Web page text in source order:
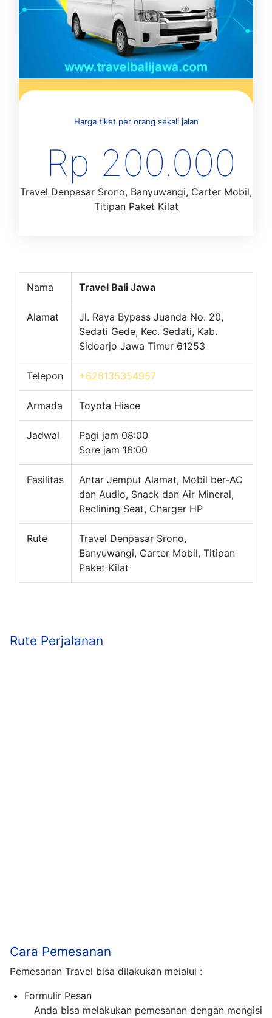
Harga tiket per orang sekali jalan
Rp 200.000
Travel Denpasar Srono, Banyuwangi, Carter Mobil,
Titipan Paket Kilat
Nama Travel Bali Jawa
Alamat
Jl. Raya Bypass Juanda No. 20,
Sedati Gede, Kec. Sedati, Kab.
Sidoarjo Jawa Timur 61253
Telepon +628135354957
Armada Toyota Hiace
Jadwal
Pagi jam 08:00
Sore jam 16:00
Fasilitas
Antar Jemput Alamat, Mobil ber-AC
dan Audio, Snack dan Air Mineral,
Reclining Seat, Charger HP
Rute
Travel Denpasar Srono,
Banyuwangi, Carter Mobil, Titipan
Paket Kilat
Rute Perjalanan
Cara Pemesanan
Pemesanan Travel bisa dilakukan melalui :
Formulir Pesan
Anda bisa melakukan pemesanan dengan mengisi